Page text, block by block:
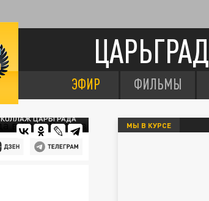
ЦАРЬГРАД
ЭФИР ФИЛЬМЫ
КОЛЛАЖ ЦАРЬГРАДА
МЫ В КУРСЕ